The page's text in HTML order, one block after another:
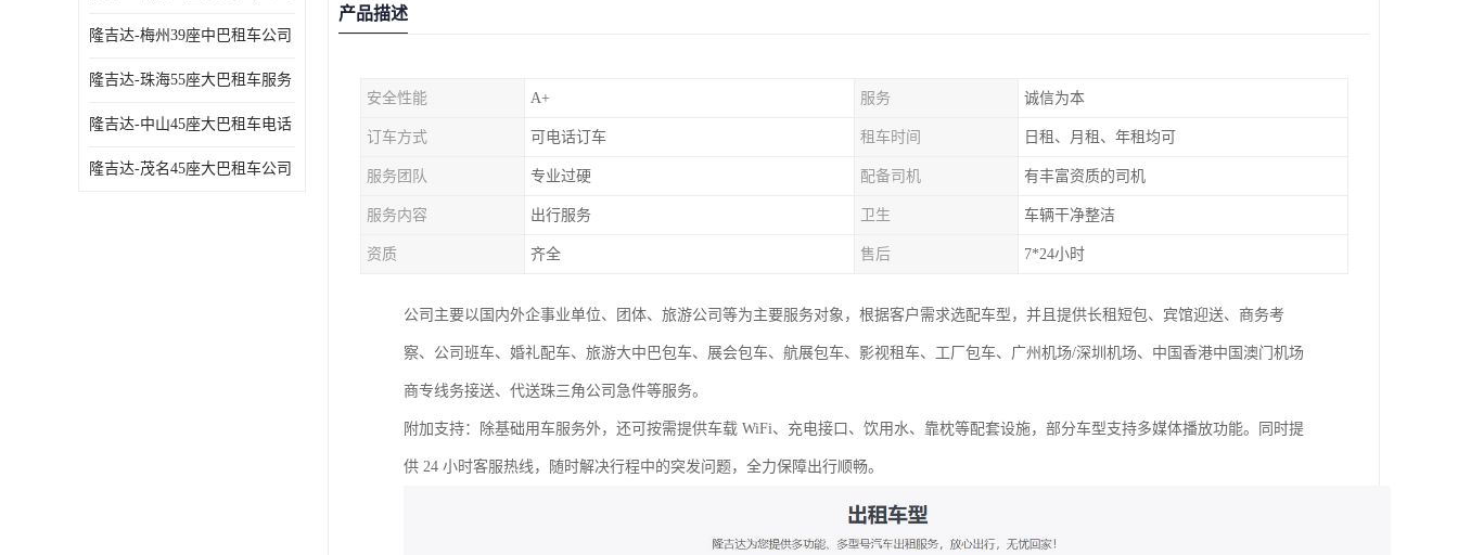
隆吉达-梅州39座中巴租车公司
隆吉达-珠海55座大巴租车服务
隆吉达-中山45座大巴租车电话
隆吉达-茂名45座大巴租车公司
产品描述
安全性能 A+ 服务 诚信为本
订车方式 可电话订车 租车时间 日租、月租、年租均可
服务团队 专业过硬 配备司机 有丰富资质的司机
服务内容 出行服务 卫生 车辆干净整洁
资质 齐全 售后 7*24小时
公司主要以国内外企事业单位、团体、旅游公司等为主要服务对象，根据客户需求选配车型，并且提供长租短包、宾馆迎送、商务考
察、公司班车、婚礼配车、旅游大中巴包车、展会包车、航展包车、影视租车、工厂包车、广州机场/深圳机场、中国香港中国澳门机场
商专线务接送、代送珠三角公司急件等服务。
附加支持：除基础用车服务外，还可按需提供车载 WiFi、充电接口、饮用水、靠枕等配套设施，部分车型支持多媒体播放功能。同时提
供 24 小时客服热线，随时解决行程中的突发问题，全力保障出行顺畅。